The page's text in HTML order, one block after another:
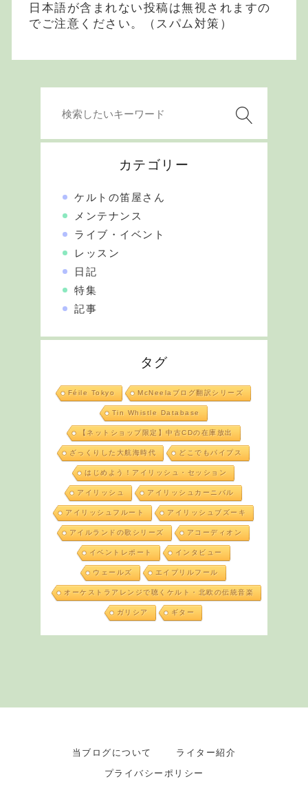
日本語が含まれない投稿は無視されますの
でご注意ください。（スパム対策）
カテゴリー
ケルトの笛屋さん
メンテナンス
ライブ・イベント
レッスン
日記
特集
記事
タグ
Féile Tokyo McNeelaブログ翻訳シリーズ
Tin Whistle Database
【ネットショップ限定】中古CDの在庫放出
ざっくりした大航海時代 どこでもパイプス
はじめよう！アイリッシュ・セッション
アイリッシュ アイリッシュカーニバル
アイリッシュフルート アイリッシュブズーキ
アイルランドの歌シリーズ アコーディオン
イベントレポート インタビュー
ウェールズ エイプリルフール
オーケストラアレンジで聴くケルト・北欧の伝統音楽
ガリシア ギター
当ブログについて
ライター紹介
プライバシーポリシー